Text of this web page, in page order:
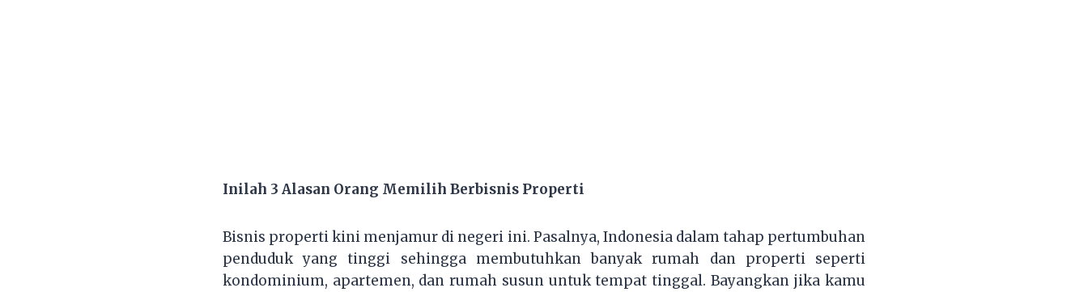
Inilah 3 Alasan Orang Memilih Berbisnis Properti
Bisnis properti kini menjamur di negeri ini. Pasalnya, Indonesia dalam tahap pertumbuhan
penduduk yang tinggi sehingga membutuhkan banyak rumah dan properti seperti
kondominium, apartemen, dan rumah susun untuk tempat tinggal. Bayangkan jika kamu